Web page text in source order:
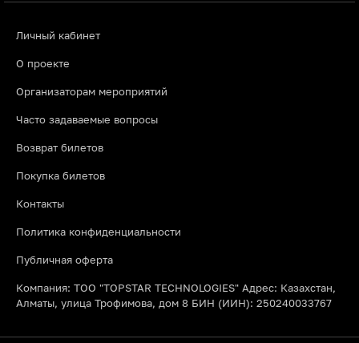
Личный кабинет
О проекте
Организаторам мероприятий
Часто задаваемые вопросы
Возврат билетов
Покупка билетов
Контакты
Политика конфиденциальности
Публичная оферта
Компания: ТОО "TOPSTAR TECHNOLOGIES" Адрес: Казахстан,
Алматы, улица Трофимова, дом 8 БИН (ИИН): 250240033767